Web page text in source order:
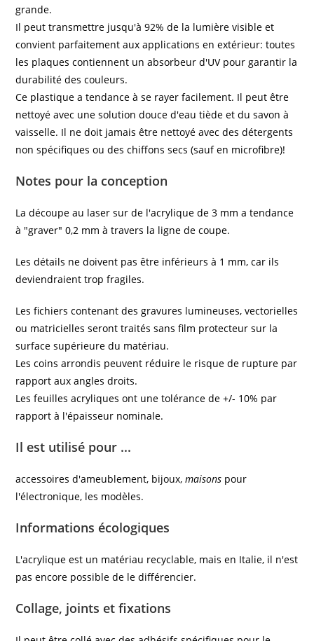
grande.
Il peut transmettre jusqu'à 92% de la lumière visible et
convient parfaitement aux applications en extérieur: toutes
les plaques contiennent un absorbeur d'UV pour garantir la
durabilité des couleurs.
Ce plastique a tendance à se rayer facilement. Il peut être
nettoyé avec une solution douce d'eau tiède et du savon à
vaisselle. Il ne doit jamais être nettoyé avec des détergents
non spécifiques ou des chiffons secs (sauf en microfibre)!
Notes pour la conception
La découpe au laser sur de l'acrylique de 3 mm a tendance
à "graver" 0,2 mm à travers la ligne de coupe.
Les détails ne doivent pas être inférieurs à 1 mm, car ils
deviendraient trop fragiles.
Les fichiers contenant des gravures lumineuses, vectorielles
ou matricielles seront traités sans film protecteur sur la
surface supérieure du matériau.
Les coins arrondis peuvent réduire le risque de rupture par
rapport aux angles droits.
Les feuilles acryliques ont une tolérance de +/- 10% par
rapport à l'épaisseur nominale.
Il est utilisé pour ...
accessoires d'ameublement, bijoux,maisons pour
l'électronique, les modèles.
Informations écologiques
L'acrylique est un matériau recyclable, mais en Italie, il n'est
pas encore possible de le différencier.
Collage, joints et fixations